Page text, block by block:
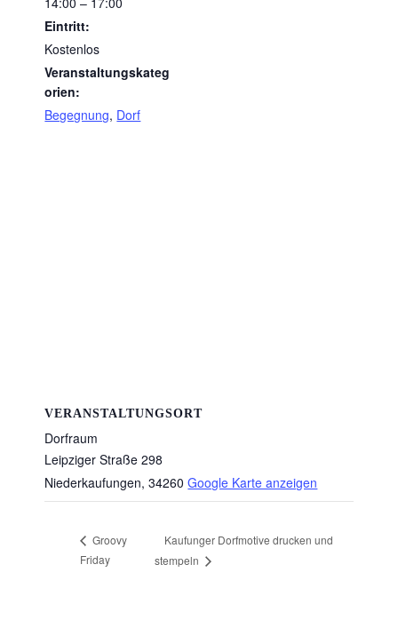
Eintritt:
Kostenlos
Veranstaltungskateg
orien:
Begegnung, Dorf
VERANSTALTUNGSORT
Dorfraum
Leipziger Straße 298
Niederkaufungen, 34260 Google Karte anzeigen
Groovy
Friday
Kaufunger Dorfmotive drucken und
stempeln